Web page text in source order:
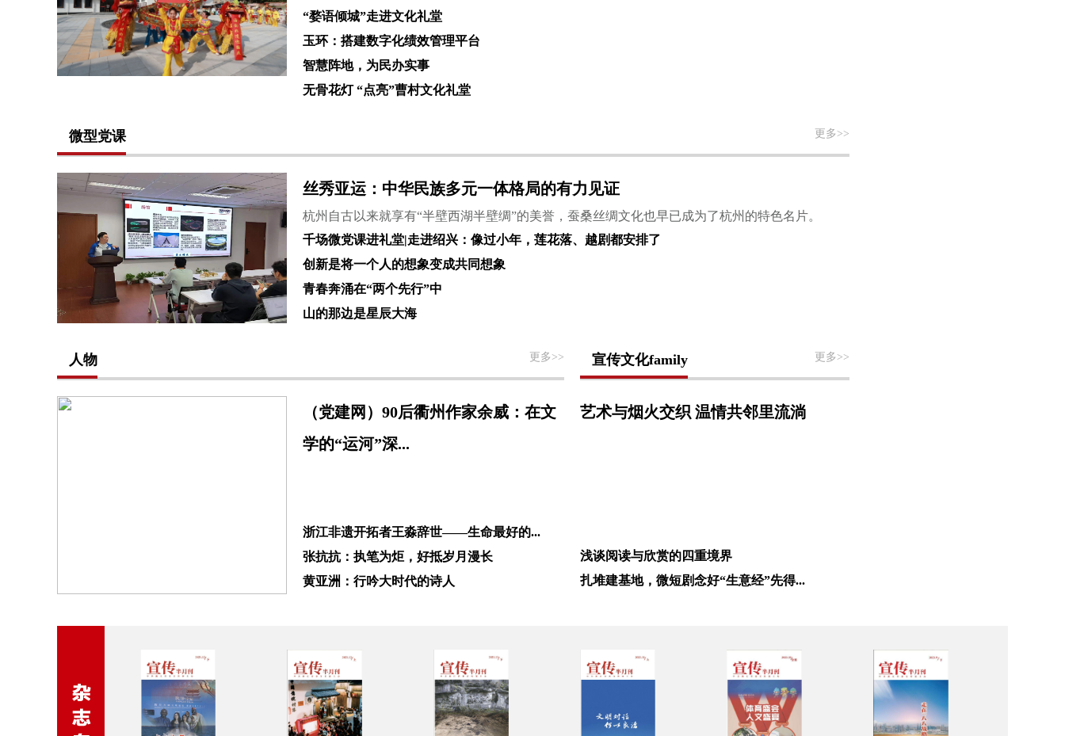
“婺语倾城”走进文化礼堂
玉环：搭建数字化绩效管理平台
智慧阵地，为民办实事
无骨花灯 “点亮”曹村文化礼堂
微型党课 更多>>
丝秀亚运：中华民族多元一体格局的有力见证
杭州自古以来就享有“半壁西湖半壁绸”的美誉，蚕桑丝绸文化也早已成为了杭州的特色名片。
千场微党课进礼堂|走进绍兴：像过小年，莲花落、越剧都安排了
创新是将一个人的想象变成共同想象
青春奔涌在“两个先行”中
山的那边是星辰大海
人物 更多>>
（党建网）90后衢州作家余威：在文
学的“运河”深...
浙江非遗开拓者王淼辞世——生命最好的...
张抗抗：执笔为炬，好抵岁月漫长
黄亚洲：行吟大时代的诗人
宣传文化family 更多>>
艺术与烟火交织 温情共邻里流淌
浅谈阅读与欣赏的四重境界
扎堆建基地，微短剧念好“生意经”先得...